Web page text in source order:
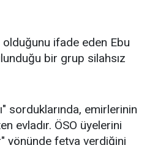
olduğunu ifade eden Ebu
bir grup silahsız
sorduklarında, emirlerinin
evladır. ÖSO üyelerini
yönünde fetva verdiğini